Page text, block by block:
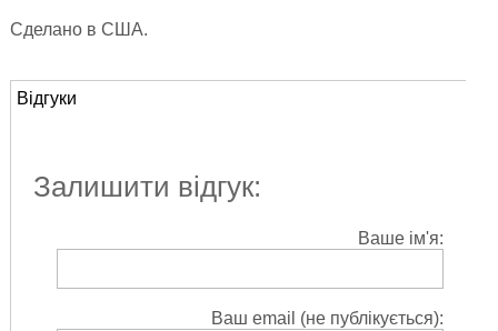
Сделано в США.
Відгуки
Залишити відгук:
Ваше ім'я:
Ваш email (не публікується):